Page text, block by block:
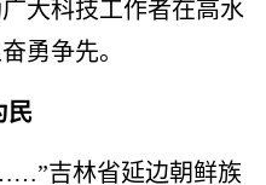
大科技工作者在高水
勇争先。
民
吉林省延边朝鲜族